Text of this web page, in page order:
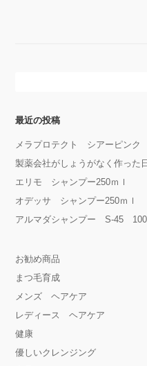
最近の投稿
メラプロテクト シアーピンク
製薬会社がしょうがなく作っ
エリモ シャンプー250ｍｌ
オデッサ シャンプー250ｍｌ
アルマダシャンプー S-45
お勧め商品
まつ毛育成
メンズ ヘアケア
レディース ヘアケア
健康
優しいクレンジング